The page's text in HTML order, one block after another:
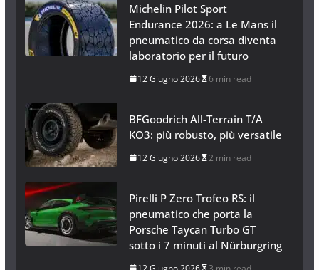
Michelin Pilot Sport
Endurance 2026: a Le Mans il
pneumatico da corsa diventa
laboratorio per il futuro
12 Giugno 2026 6 min read
BFGoodrich All-Terrain T/A
KO3: più robusto, più versatile
12 Giugno 2026 2 min read
Pirelli P Zero Trofeo RS: il
pneumatico che porta la
Porsche Taycan Turbo GT
sotto i 7 minuti al Nürburgring